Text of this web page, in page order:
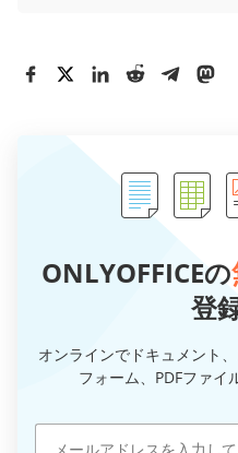
ONLYOFFICEの
登
オンラインでドキュメント
フォーム、PDFファイ